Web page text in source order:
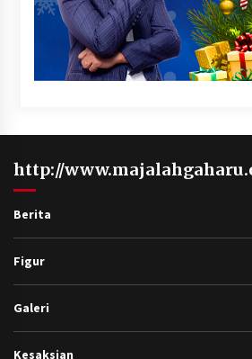
http://
Berita
Figur
Galeri
Kesaksian